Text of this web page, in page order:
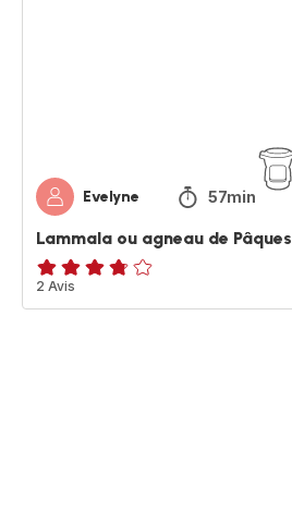
Evelyne 57min
Lammala ou agneau de Pâques
ratings.3.7
2 Avis